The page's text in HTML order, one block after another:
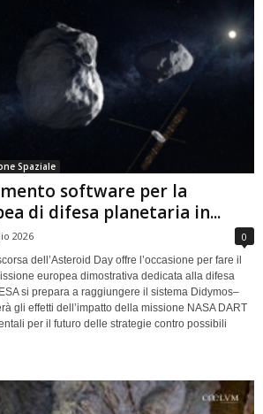
Spaziale
software per la
di difesa planetaria in...
2026 0
dell’Asteroid Day offre l’occasione per fare il
europea dimostrativa dedicata alla difesa
si prepara a raggiungere il sistema Didymos–
gli effetti dell’impatto della missione NASA DART
per il futuro delle strategie contro possibili